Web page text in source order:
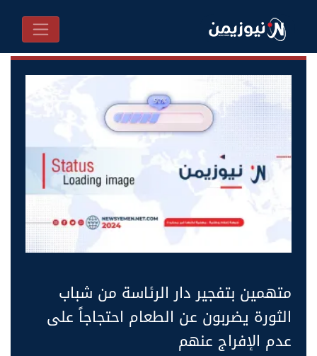
متهمين بتفجير دار الرئاسة من شباب
الثورة يضربون عن الطعام احتجاجاً على
عدم الإفراج عنهم